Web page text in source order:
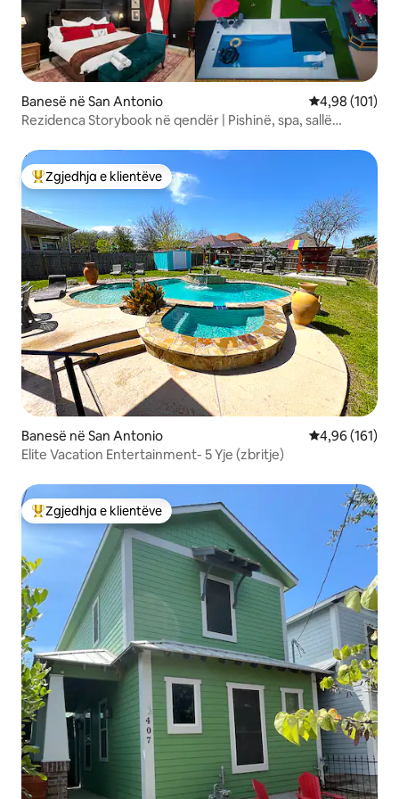
Banesë në San Antonio Vlerësimi
4,98 (101)
Rezidenca Storybook në qendër | Pishinë, spa, sallë
Më të mirat e zgjedhjeve të klientëve
Zgjedhja e klientëve
Banesë në San Antonio Vlerësimi
4,96 (161)
Elite Vacation Entertainment- 5 Yje (zbritje)
Më të mirat e zgjedhjeve të klientëve
Zgjedhja e klientëve